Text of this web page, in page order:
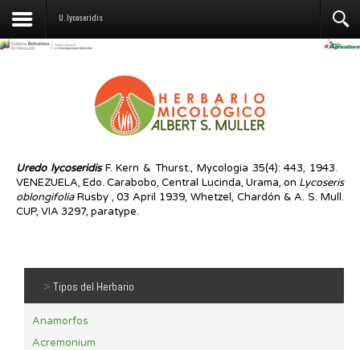
U. lycoseridis
UredolycoseridisF. Kern & Thurst., Mycologia 35(4): 443, 1943.
VENEZUELA, Edo. Carabobo, Central Lucinda, Urama, on Lycoseris
oblongifoliaRusby , 03 April 1939, Whetzel, Chardón & A. S. Mull.
CUP, VIA 3297, paratype.
> Tipos del Herbario
Anamorfos
Acremonium